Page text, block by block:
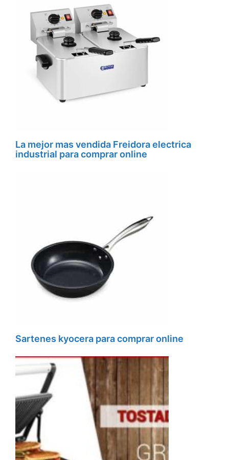
La mejor mas vendida Freidora electrica
industrial para comprar online
Sartenes kyocera para comprar online